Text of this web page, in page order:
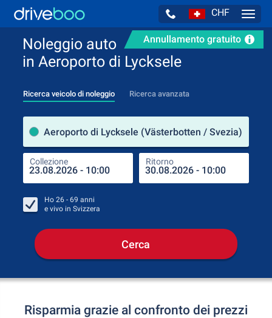
CHF
Annullamento gratuito
Noleggio auto
in Aeroporto di Lycksele
Ricerca veicolo di noleggio Ricerca avanzata
Aeroporto di Lycksele (Västerbotten / Svezia)
Collezione Ritorno
Ho 26 - 69 anni
e vivo in Svizzera
Cerca
Risparmia grazie al confronto dei prezzi